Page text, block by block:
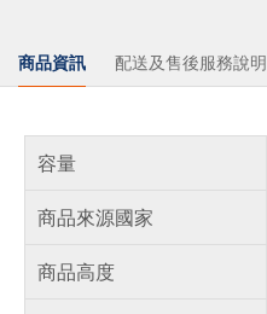
商品資訊 配送及售後服務說明
容量
商品來源國家
商品高度